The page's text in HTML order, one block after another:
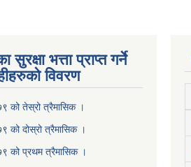
सुरक्षा भत्ता प्राप्त गर्ने
विवरण
को तेस्रो त्रैमासिक ।
दोस्रो त्रैमासिक ।
को प्रथम त्रैमासिक ।